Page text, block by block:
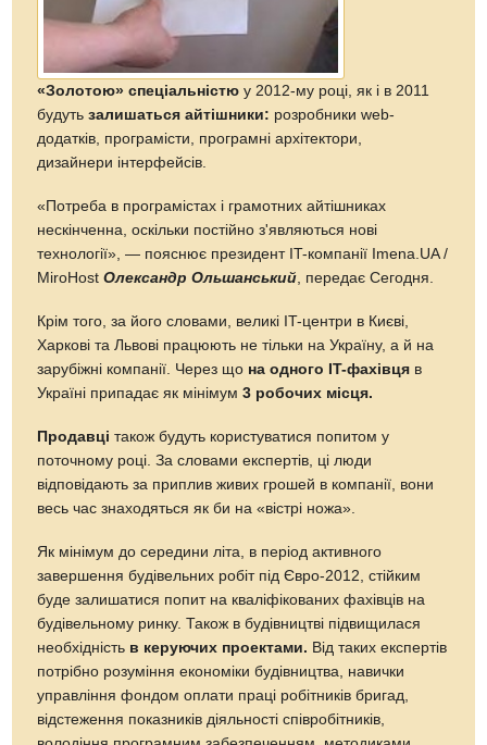
«Золотою» спеціальністю у 2012-му році, як і в 2011
будутьзалишаться айтішники: розробники web-
додатків, програмісти, програмні архітектори,
дизайнери інтерфейсів.
«Потреба в програмістах і грамотних айтішниках
нескінченна, оскільки постійно з'являються нові
технології», — пояснює президент IT-компанії Imena.UA /
MiroHostОлександр Ольшанський , передає Сегодня.
Крім того, за його словами, великі IT-центри в Києві,
Харкові та Львові працюють не тільки на Україну, а й на
зарубіжні компанії. Через що на одного IT-фахівця в
Україні припадає як мінімум3 робочих місця.
Продавці також будуть користуватися попитом у
поточному році. За словами експертів, ці люди
відповідають за приплив живих грошей в компанії, вони
весь час знаходяться як би на «вістрі ножа».
Як мінімум до середини літа, в період активного
завершення будівельних робіт під Євро-2012, стійким
буде залишатися попит на кваліфікованих фахівців на
будівельному ринку. Також в будівництві підвищилася
необхідність в керуючих проектами. Від таких експертів
потрібно розуміння економіки будівництва, навички
управління фондом оплати праці робітників бригад,
відстеження показників діяльності співробітників,